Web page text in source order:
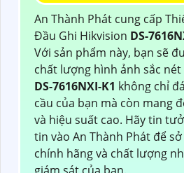
An Thành Phát cung cấp
Đầu Ghi Hikvision DS-
Với sản phẩm này, bạn sẽ
chất lượng hình ảnh sắc nét
DS-7616NXI-K1 không chỉ
cầu của bạn mà còn mang
và hiệu suất cao. Hãy tin
tin vào An Thành Phát để
chính hãng và chất lượng
giám sát của bạn.